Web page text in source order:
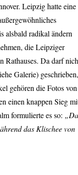
Leipzig hatte eine
alsbald radikal ändern
die Leipziger
Rathauses. Da darf
Galerie) geschrieben,
gehören die Fotos von
einen knappen Sieg
formulierte es so:
das Klischee von